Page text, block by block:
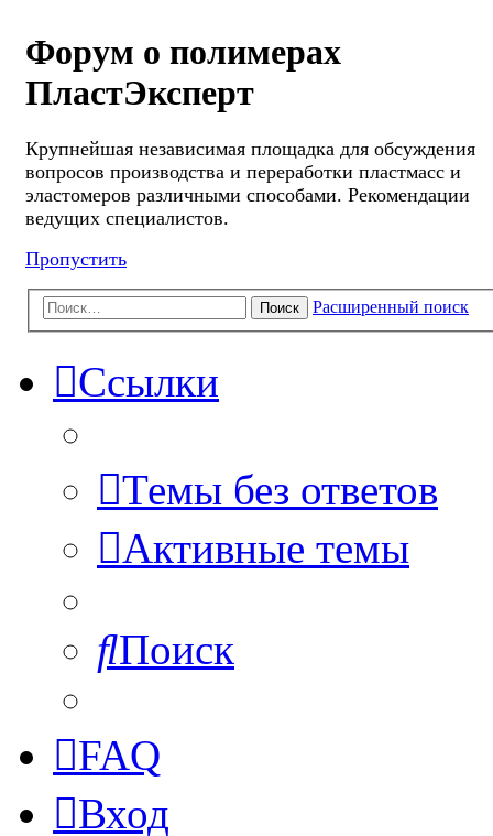
Форум о полимерах
ПластЭксперт
Крупнейшая независимая площадка для обсуждения
вопросов производства и переработки пластмасс и
эластомеров различными способами. Рекомендации
ведущих специалистов.
Пропустить
Поиск Расширенный поиск
Ссылки
Темы без ответов
Активные темы
Поиск
FAQ
Вход